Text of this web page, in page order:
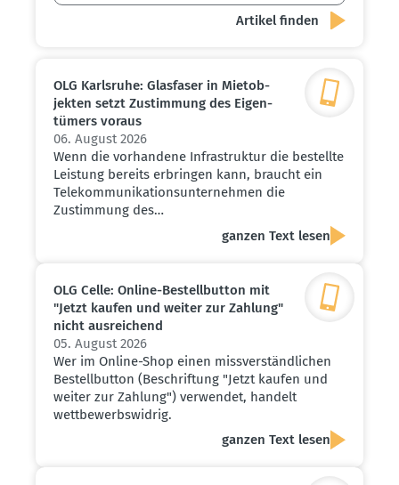
OLG Karlsruhe: Glasfaser in Mietob­
jekten setzt Zustimmung des Eigen­
tümers voraus
06. August 2026
Wenn die vorhandene Infrastruktur die bestellte
Leistung bereits erbringen kann, braucht ein
Telekommunikationsunternehmen die
Zustimmung des…
ganzen Text lesen
OLG Celle: Online-Bestell­button mit
"Jetzt kaufen und weiter zur Zahlung"
nicht ausrei­chend
05. August 2026
Wer im Online-Shop einen missverständlichen
Bestellbutton (Beschriftung "Jetzt kaufen und
weiter zur Zahlung") verwendet, handelt
wettbewerbswidrig.
ganzen Text lesen